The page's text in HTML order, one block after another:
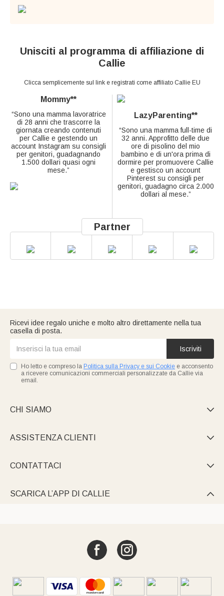
Unisciti al programma di affiliazione di
Callie
Clicca semplicemente sul link e registrati come affiliato Callie EU
Mommy**
“Sono una mamma lavoratrice
di 28 anni che trascorre la
giornata creando contenuti
per Callie e gestendo un
account Instagram su consigli
per genitori, guadagnando
1.500 dollari quasi ogni
mese.”
LazyParenting**
“Sono una mamma full-time di
32 anni. Approfitto delle due
ore di pisolino del mio
bambino e di un'ora prima di
dormire per promuovere Callie
e gestisco un account
Pinterest su consigli per
genitori, guadagno circa 2.000
dollari al mese.”
Partner
Ricevi idee regalo uniche e molto altro direttamente nella tua
casella di posta.
Iscriviti
Ho letto e compreso la Politica sulla Privacy e sui Cookie e acconsento
a ricevere comunicazioni commerciali personalizzate da Callie via
email.
CHI SIAMO 
ASSISTENZA CLIENTI 
CONTATTACI 
SCARICA L’APP DI CALLIE 